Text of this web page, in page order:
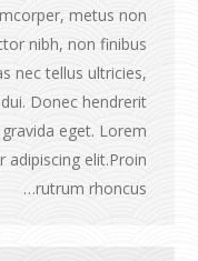
metus non
nibh, non finibus
nec tellus ultricies,
Donec hendrerit
eget. Lorem
elit.Proin
rutrum rhoncus…